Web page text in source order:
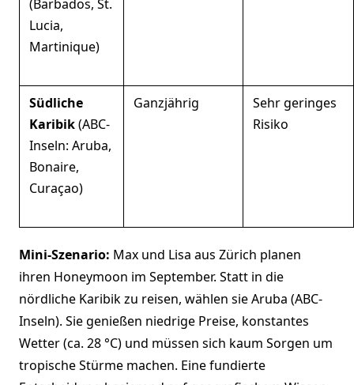
(Barbados, St.
Lucia,
Martinique)
Südliche
Karibik(ABC-
Inseln: Aruba,
Bonaire,
Curaçao)
Ganzjährig
Sehr geringes
Risiko
Mini-Szenario: Max und Lisa aus Zürich planen
ihren Honeymoon im September. Statt in die
nördliche Karibik zu reisen, wählen sie Aruba (ABC-
Inseln). Sie genießen niedrige Preise, konstantes
Wetter (ca. 28 °C) und müssen sich kaum Sorgen um
tropische Stürme machen. Eine fundierte